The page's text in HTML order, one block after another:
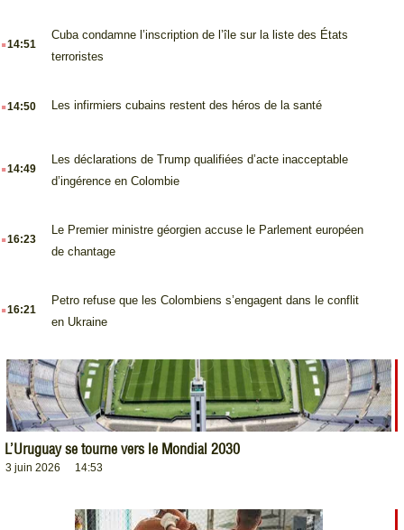
.14:51
Cuba condamne l’inscription de l’île sur la liste des États
terroristes
.14:50 Les infirmiers cubains restent des héros de la santé
.14:49
Les déclarations de Trump qualifiées d’acte inacceptable
d’ingérence en Colombie
.16:23
Le Premier ministre géorgien accuse le Parlement européen
de chantage
.16:21
Petro refuse que les Colombiens s’engagent dans le conflit
en Ukraine
L’Uruguay se tourne vers le Mondial 2030
3 juin 2026 14:53